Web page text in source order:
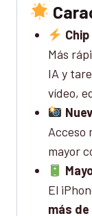
Más
IA y
vídeo,
Acceso
mayor
El
más